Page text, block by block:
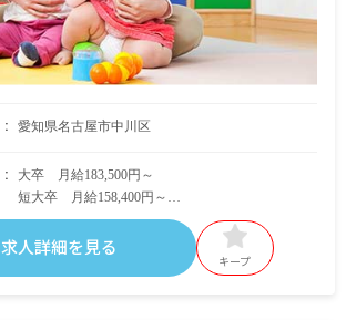
愛知県名古屋市中川区
大卒 月給183,500円～
短大卒 月給158,400円～
※名古屋市に準ずる
求人詳細を見る
キープ